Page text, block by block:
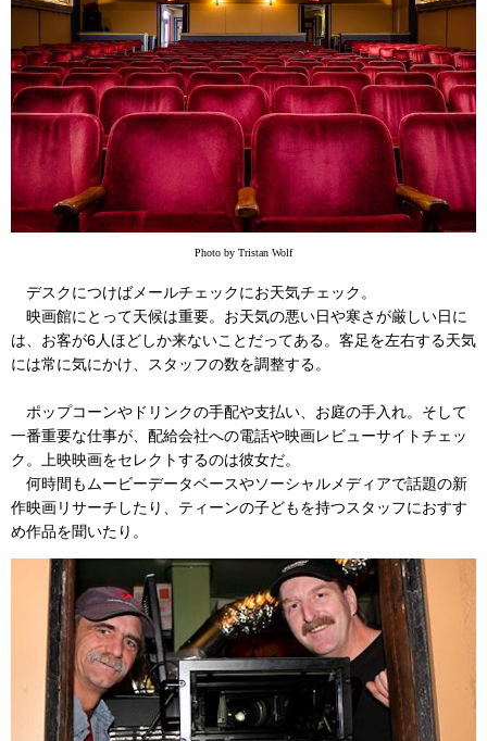
Photo by Tristan Wolf
デスクにつけばメールチェックにお天気チェック。
映画館にとって天候は重要。お天気の悪い日や寒さが厳しい日に
は、お客が6人ほどしか来ないことだってある。客足を左右する天気
には常に気にかけ、スタッフの数を調整する。
ポップコーンやドリンクの手配や支払い、お庭の手入れ。そして
一番重要な仕事が、配給会社への電話や映画レビューサイトチェッ
ク。上映映画をセレクトするのは彼女だ。
何時間もムービーデータベースやソーシャルメディアで話題の新
作映画リサーチしたり、ティーンの子どもを持つスタッフにおすす
め作品を聞いたり。